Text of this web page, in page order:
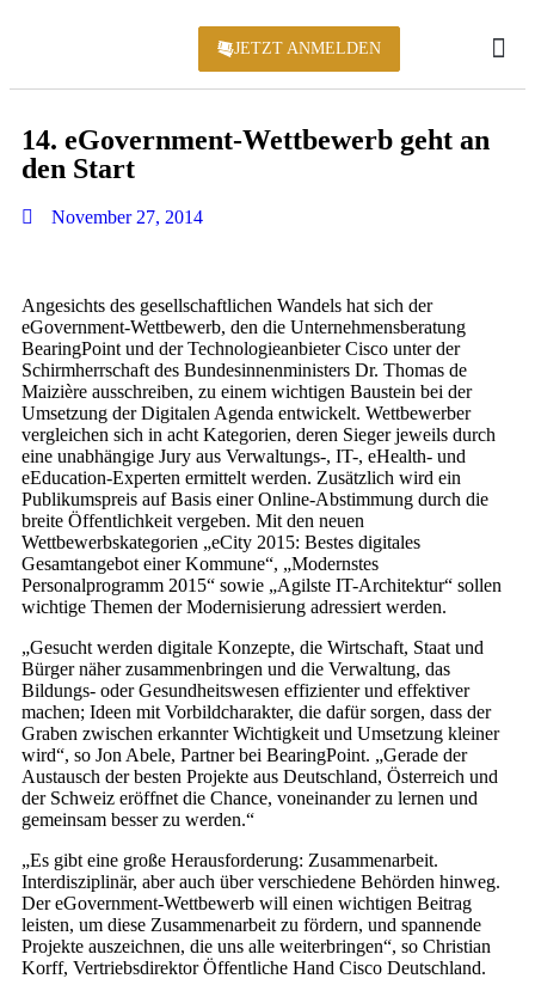
JETZT ANMELDEN
14. eGovernment-Wettbewerb geht an
den Start
November 27, 2014
Angesichts des gesellschaftlichen Wandels hat sich der
eGovernment-Wettbewerb, den die Unternehmensberatung
BearingPoint und der Technologieanbieter Cisco unter der
Schirmherrschaft des Bundesinnenministers Dr. Thomas de
Maizière ausschreiben, zu einem wichtigen Baustein bei der
Umsetzung der Digitalen Agenda entwickelt. Wettbewerber
vergleichen sich in acht Kategorien, deren Sieger jeweils durch
eine unabhängige Jury aus Verwaltungs-, IT-, eHealth- und
eEducation-Experten ermittelt werden. Zusätzlich wird ein
Publikumspreis auf Basis einer Online-Abstimmung durch die
breite Öffentlichkeit vergeben. Mit den neuen
Wettbewerbskategorien „eCity 2015: Bestes digitales
Gesamtangebot einer Kommune“, „Modernstes
Personalprogramm 2015“ sowie „Agilste IT-Architektur“ sollen
wichtige Themen der Modernisierung adressiert werden.
„Gesucht werden digitale Konzepte, die Wirtschaft, Staat und
Bürger näher zusammenbringen und die Verwaltung, das
Bildungs- oder Gesundheitswesen effizienter und effektiver
machen; Ideen mit Vorbildcharakter, die dafür sorgen, dass der
Graben zwischen erkannter Wichtigkeit und Umsetzung kleiner
wird“, so Jon Abele, Partner bei BearingPoint. „Gerade der
Austausch der besten Projekte aus Deutschland, Österreich und
der Schweiz eröffnet die Chance, voneinander zu lernen und
gemeinsam besser zu werden.“
„Es gibt eine große Herausforderung: Zusammenarbeit.
Interdisziplinär, aber auch über verschiedene Behörden hinweg.
Der eGovernment-Wettbewerb will einen wichtigen Beitrag
leisten, um diese Zusammenarbeit zu fördern, und spannende
Projekte auszeichnen, die uns alle weiterbringen“, so Christian
Korff, Vertriebsdirektor Öffentliche Hand Cisco Deutschland.